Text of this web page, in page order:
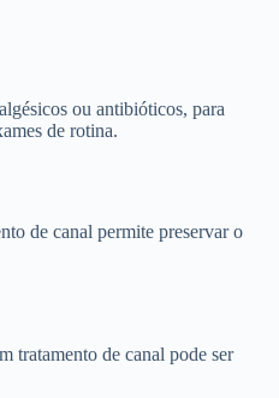
ou antibióticos, para
de rotina.
de canal permite preservar o
tratamento de canal pode ser